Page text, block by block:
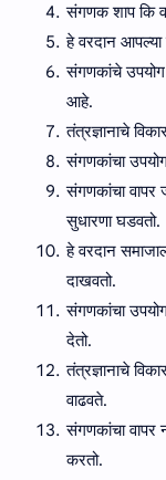
संगणक शाप कि
हे वरदान आपल्या
संगणकांचे उपयोग
आहे.
तंत्रज्ञानाचे
संगणकांचा उपयोग
संगणकांचा वापर
सुधारणा घडवतो.
हे वरदान
दाखवतो.
संगणकांचा
देतो.
तंत्रज्ञानाचे
वाढवते.
संगणकांचा वापर
करतो.